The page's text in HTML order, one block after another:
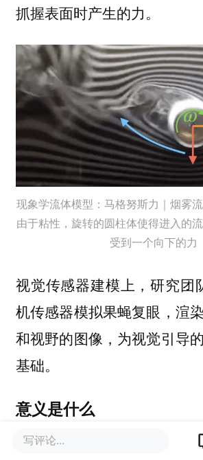
抓握表面时产生的力。
现象学流体模型：马格努斯力｜烟雾流
由于粘性，旋转的圆柱体使得进入的
受到一个向下的力
视觉传感器建模上，研究团
机传感器模拟果蝇复眼，渲
和视野的图像，为视觉引导
基础。
意义是什么
为什么科学家要花这么大心
写评论...